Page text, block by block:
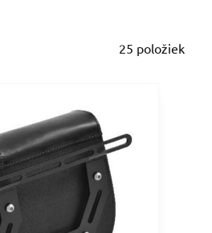
25 položiek